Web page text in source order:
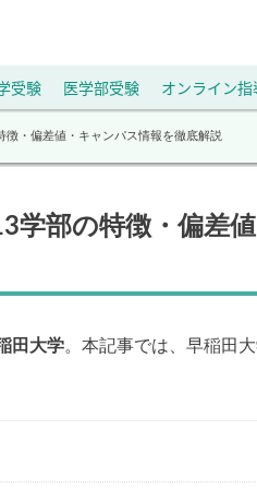
受験 医学部受験 オンライン指
徴・偏差値・キャンパス情報を徹底解説
学部の特徴・偏差
田大学。本記事では、早稲田